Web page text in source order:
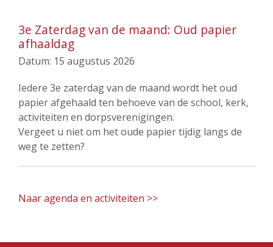
3e Zaterdag van de maand: Oud papier
afhaaldag
Datum: 15 augustus 2026
Iedere 3e zaterdag van de maand wordt het oud
papier afgehaald ten behoeve van de school, kerk,
activiteiten en dorpsverenigingen.
Vergeet u niet om het oude papier tijdig langs de
weg te zetten?
Naar agenda en activiteiten >>